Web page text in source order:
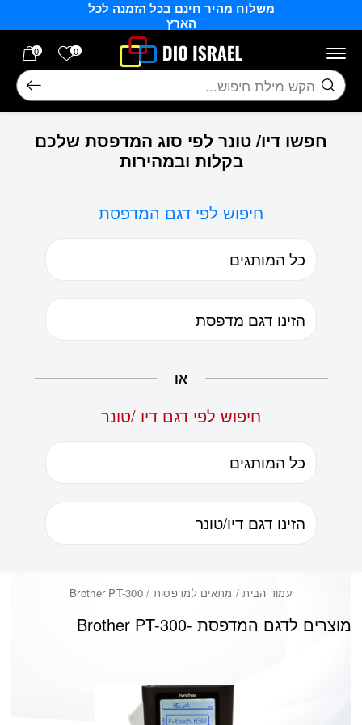
משלוח מהיר חינם בכל הזמנה לכל
הארץ
0 הרשימה
0
חיפוש
חפשו דיו/ טונר לפי סוג המדפסת שלכם
בקלות ובמהירות
חיפוש לפי דגם המדפסת
או
חיפוש לפי דגם דיו /טונר
עמוד הבית/ מתאים למדפסות / Brother PT-300
Brother PT-300מוצרים לדגם המדפסת -